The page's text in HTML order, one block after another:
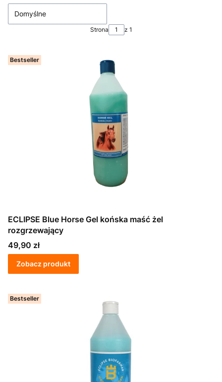
Domyślne
Strona z 1
Bestseller
ECLIPSE Blue Horse Gel końska maść żel
rozgrzewający
Cena
49,90 zł
Zobacz produkt
Bestseller